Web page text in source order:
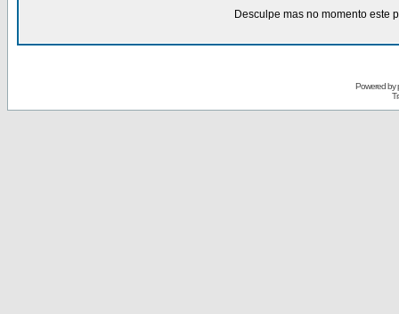
Desculpe mas no momento este
Powered by